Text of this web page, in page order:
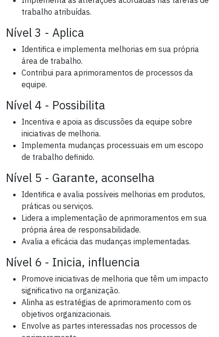
trabalho atribuídas.
Nível 3 - Aplica
Identifica e implementa melhorias em sua própria
área de trabalho.
Contribui para aprimoramentos de processos da
equipe.
Nível 4 - Possibilita
Incentiva e apoia as discussões da equipe sobre
iniciativas de melhoria.
Implementa mudanças processuais em um escopo
de trabalho definido.
Nível 5 - Garante, aconselha
Identifica e avalia possíveis melhorias em produtos,
práticas ou serviços.
Lidera a implementação de aprimoramentos em sua
própria área de responsabilidade.
Avalia a eficácia das mudanças implementadas.
Nível 6 - Inicia, influencia
Promove iniciativas de melhoria que têm um impacto
significativo na organização.
Alinha as estratégias de aprimoramento com os
objetivos organizacionais.
Envolve as partes interessadas nos processos de